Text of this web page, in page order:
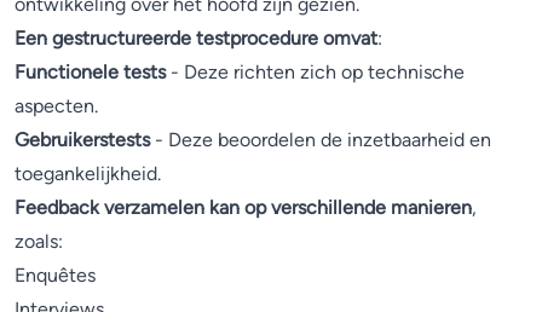
Een gestructureerde testprocedure omvat:
Functionele tests- Deze richten zich op technische
aspecten.
Gebruikerstests- Deze beoordelen de inzetbaarheid en
toegankelijkheid.
Feedback verzamelen kan op verschillende manieren,
zoals:
Enquêtes